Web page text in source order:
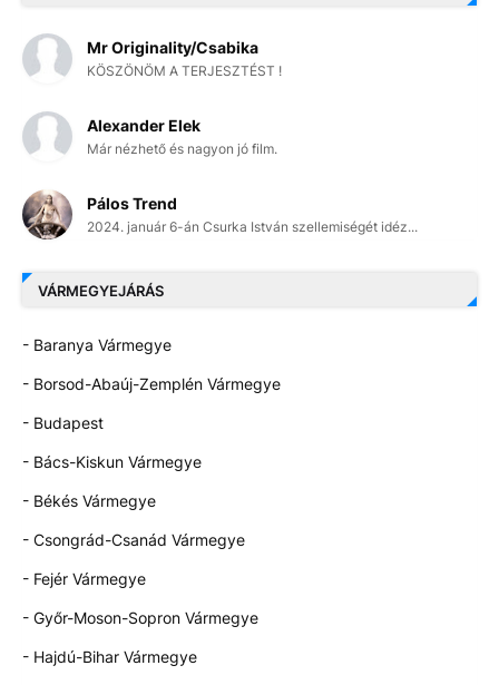
Mr Originality/Csabika
KÖSZÖNÖM A TERJESZTÉST !
Alexander Elek
Már nézhető és nagyon jó film.
Pálos Trend
2024. január 6-án Csurka István szellemiségét idéz...
VÁRMEGYEJÁRÁS
- Baranya Vármegye
- Borsod-Abaúj-Zemplén Vármegye
- Budapest
- Bács-Kiskun Vármegye
- Békés Vármegye
- Csongrád-Csanád Vármegye
- Fejér Vármegye
- Győr-Moson-Sopron Vármegye
- Hajdú-Bihar Vármegye